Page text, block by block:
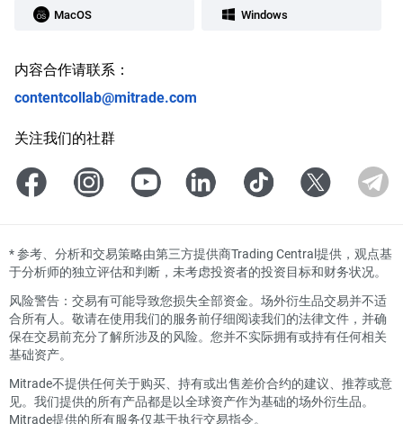
MacOS Windows
内容合作请联系：
contentcollab@mitrade.com
关注我们的社群
*参考、分析和交易策略由第三方提供商Trading Central提供，观点基
于分析师的独立评估和判断，未考虑投资者的投资目标和财务状况。
风险警告：交易有可能导致您损失全部资金。场外衍生品交易并不适
合所有人。敬请在使用我们的服务前仔细阅读我们的法律文件，并确
保在交易前充分了解所涉及的风险。您并不实际拥有或持有任何相关
基础资产。
Mitrade不提供任何关于购买、持有或出售差价合约的建议、推荐或意
见。我们提供的所有产品都是以全球资产作为基础的场外衍生品。
Mitrade提供的所有服务仅基于执行交易指令。